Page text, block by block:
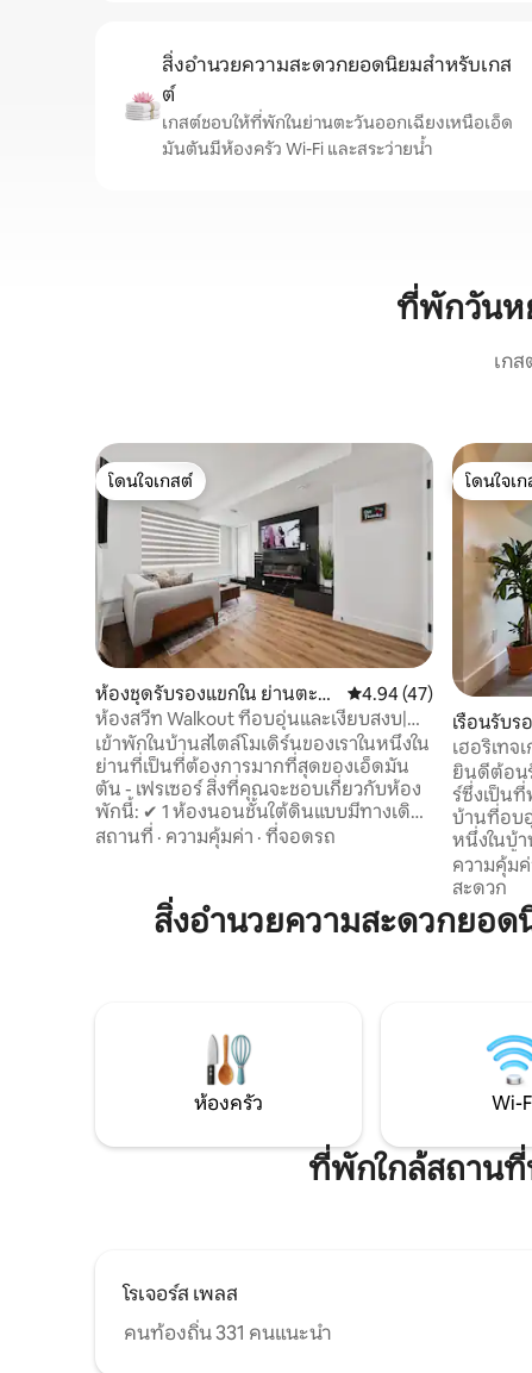
สิ่งอำนวยความสะดวกยอดนิยมสำหรับเกส
ต์
เกสต์ชอบให้ที่พักในย่านตะวันออกเฉียงเหนือเอ็ด
มันตันมีห้องครัว Wi-Fi และสระว่ายน้ำ
ที่พักวันห
เก
โดนใจเกสต์
โดนใจเกสต์
ห้องชุดรับรองแขกใน ย่านตะวั
นออกเฉียงเหนือเอ็ดมันตัน
คะแนนเฉลี่ย 4.94 จาก
4.94 (47)
ห้องสวีท Walkout ที่อบอุ่นและเงียบสงบ|
เตียงคิงไซส์|ทางเดินป่า
เข้าพักในบ้านสไตล์โมเดิร์นของเราในหนึ่งใน
ย่านที่เป็นที่ต้องการมากที่สุดของเอ็ดมัน
ตัน - เฟรเซอร์ สิ่งที่คุณจะชอบเกี่ยวกับห้อง
พักนี้: ✔ 1 ห้องนอนชั้นใต้ดินแบบมีทางเดิน
ออก พร้อมเตียงคิงไซส์ หน้าต่าง✔ ขนาด
ใหญ่ สมาร์ททีวี✔ขนาด 55 ”พร้อมเน็ตฟลิกซ์
Fan ห้อง✔ ครัวที่มีอุปกรณ์ครบครัน
เครื่อง✔ ซักผ้าและเครื่องอบผ้าในห้องพัก
✔ เส้นทางเดินยาว
สถานที่ · ความคุ้มค่า · ที่จอดรถ
โดนใจเ
โดนใจเ
เรือนรับร
เฮอริเทจ
ยินดีต้อน
ร์ซึ่งเป็น
บ้านที่อบ
หนึ่งในบ้
แลนด์ ตั้ง
สวนสุนัขเ
เขาและ
และธุรกิจท้องถิ่น
ตะกร้าต้
สัปดาห์ขึ้น
ความคุ้ม
สะดวก
สิ่งอำนวยความสะดวกยอ
ห้องครัว Wi-
ที่พักใกล้สถาน
โรเจอร์ส เพลส
คนท้องถิ่น 331 คนแนะนำ